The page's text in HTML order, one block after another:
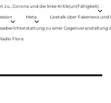
zu…Corona und die linke Kritik(un)Fähigkeit).
Meta Livetalk über Fakenews
zu einer Gegenveranstaltung
Flora